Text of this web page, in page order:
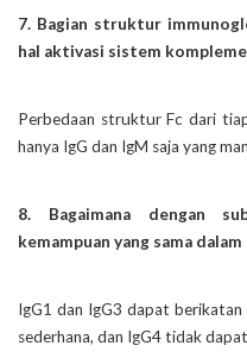
7. Bagian struktur
hal aktivasi sistem
Perbedaan struktur Fc dari
hanya IgG dan IgM saja yang
8. Bagaimana dengan
kemampuan yang sama
IgG1 dan IgG3 dapat berikatan
sederhana, dan IgG4 tidak